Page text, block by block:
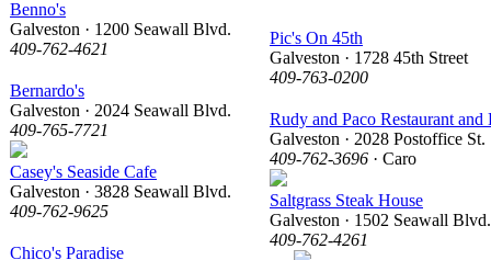
Benno's
Galveston · 1200 Seawall Blvd.
409-762-4621
Bernardo's
Galveston · 2024 Seawall Blvd.
409-765-7721
Casey's Seaside Cafe
Galveston · 3828 Seawall Blvd.
409-762-9625
Chico's Paradise
Pic's On 45th
Galveston · 1728 45th Street
409-763-0200
Rudy and Paco Restaurant and
Galveston · 2028 Postoffice St.
409-762-3696 · Caro
Saltgrass Steak House
Galveston · 1502 Seawall Blvd.
409-762-4261